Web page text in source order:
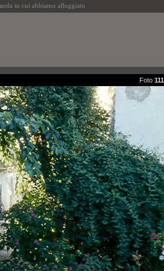
in cui abbiamo alloggiato
Foto 111